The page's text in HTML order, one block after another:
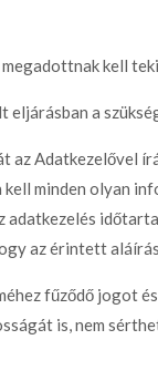
kell
a
az Adatkezelővel
minden olyan
adatkezelés
az érintett
fűződő jogot
is, nem